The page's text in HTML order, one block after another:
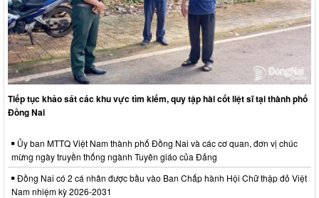
Tiếp tục khảo sát các khu vực tìm kiếm, quy tập hài cốt liệt sĩ tại thành phố
Đồng Nai
Ủy ban MTTQ Việt Nam thành phố Đồng Nai và các cơ quan, đơn vị chúc
mừng ngày truyền thống ngành Tuyên giáo của Đảng
Đồng Nai có 2 cá nhân được bầu vào Ban Chấp hành Hội Chữ thập đỏ Việt
Nam nhiệm kỳ 2026-2031